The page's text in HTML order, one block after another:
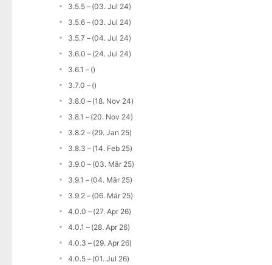
3.5.5 – (03. Jul 24)
3.5.6 – (03. Jul 24)
3.5.7 – (04. Jul 24)
3.6.0 – (24. Jul 24)
3.6.1 – ()
3.7.0 – ()
3.8.0 – (18. Nov 24)
3.8.1 – (20. Nov 24)
3.8.2 – (29. Jan 25)
3.8.3 – (14. Feb 25)
3.9.0 – (03. Mär 25)
3.9.1 – (04. Mär 25)
3.9.2 – (06. Mär 25)
4.0.0 – (27. Apr 26)
4.0.1 – (28. Apr 26)
4.0.3 – (29. Apr 26)
4.0.5 – (01. Jul 26)